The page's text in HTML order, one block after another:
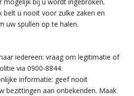
belt u nooit voor zulke zaken en
uw spullen op te halen.
iedereen: vraag om legitimatie of
via 0900-8844.
informatie: geef nooit
bezittingen aan onbekenden. Maak